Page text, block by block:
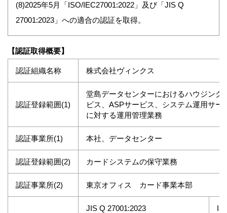
(8)2025年5月「ISO/IEC27001:2022」及び「JIS Q
27001:2023」への適合の認証を取得。
【認証取得概要】
認証組織名称 株式会社ヴィンクス
認証登録範囲(1)
堂島データセンターにおけるハウジング
ビス、ASPサービス、システム運用サ
に対する運用管理業務
認証事業所(1) 本社、データセンター
認証登録範囲(2) カードシステムの保守業務
認証事業所(2) 東京オフィス カード事業本部
JIS Q 27001:2023